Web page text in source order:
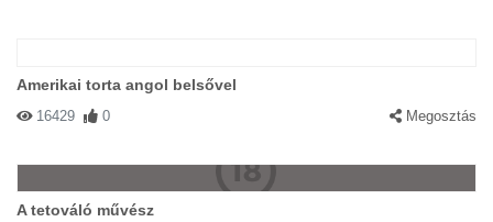
Amerikai torta angol belsővel
16429 0 Megosztás
A tetováló művész